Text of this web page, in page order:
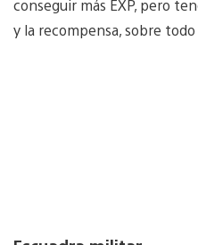
conseguir más EXP, pero
y la recompensa, sobre todo